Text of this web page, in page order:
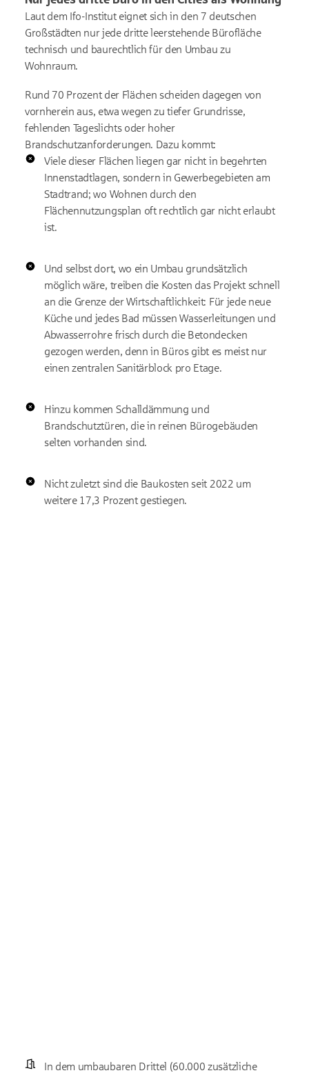
Laut dem Ifo-Institut eignet sich in den 7 deutschen
Großstädten nur jede dritte leerstehende Bürofläche
technisch und baurechtlich für den Umbau zu
Wohnraum.
Rund 70 Prozent der Flächen scheiden dagegen von
vornherein aus, etwa wegen zu tiefer Grundrisse,
fehlenden Tageslichts oder hoher
Brandschutzanforderungen. Dazu kommt:
Viele dieser Flächen liegen gar nicht in begehrten
Innenstadtlagen, sondern in Gewerbegebieten am
Stadtrand; wo Wohnen durch den
Flächennutzungsplan oft rechtlich gar nicht erlaubt
ist.
Und selbst dort, wo ein Umbau grundsätzlich
möglich wäre, treiben die Kosten das Projekt schnell
an die Grenze der Wirtschaftlichkeit: Für jede neue
Küche und jedes Bad müssen Wasserleitungen und
Abwasserrohre frisch durch die Betondecken
gezogen werden, denn in Büros gibt es meist nur
einen zentralen Sanitärblock pro Etage.
Hinzu kommen Schalldämmung und
Brandschutztüren, die in reinen Bürogebäuden
selten vorhanden sind.
Nicht zuletzt sind die Baukosten seit 2022 um
weitere 17,3 Prozent gestiegen.
In dem umbaubaren Drittel (60.000 zusätzliche